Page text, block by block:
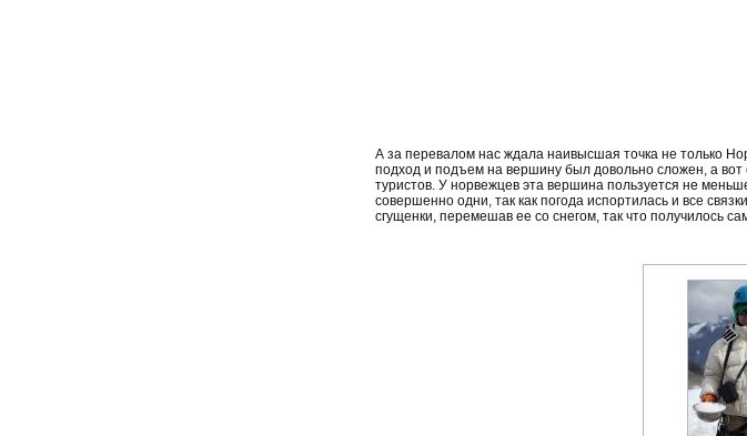
А за перевалом нас ждала наивысшая точка не только
подход и подъем на вершину был довольно сложен, а вот
туристов. У норвежцев эта вершина пользуется не
совершенно одни, так как погода испортилась и все
сгущенки, перемешав ее со снегом, так что получилось